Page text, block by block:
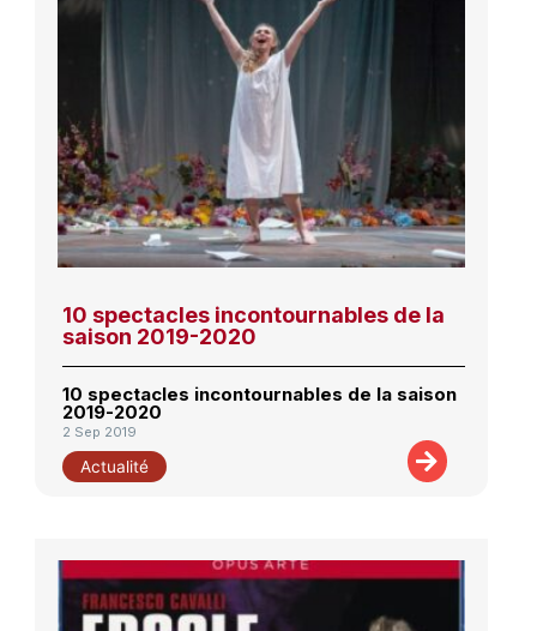
10 spectacles incontournables de la
saison 2019-2020
10 spectacles incontournables de la saison
2019-2020
2 Sep 2019
Actualité